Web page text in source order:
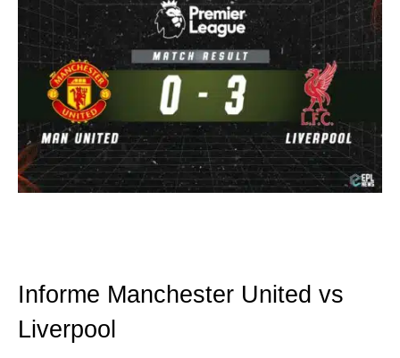
Informe Manchester United vs
Liverpool